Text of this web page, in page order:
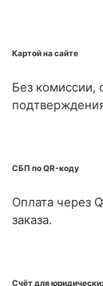
Картой на сайте
Без комиссии,
СБП по QR-коду
Оплата через
заказа.
Счёт для